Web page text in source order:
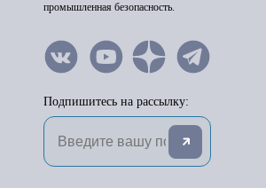
промышленная безопасность.
Подпишитесь на рассылку: